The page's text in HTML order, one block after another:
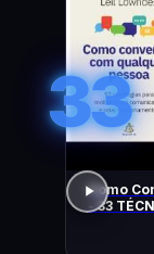
33
Como
- 33